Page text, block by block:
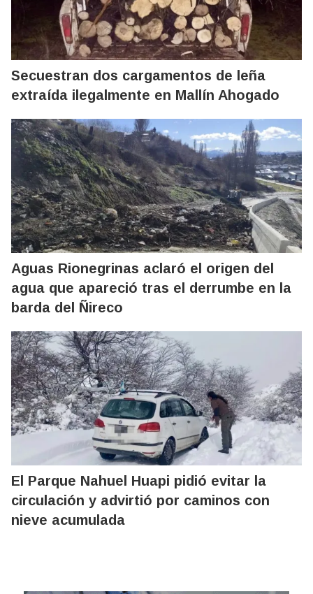
Secuestran dos cargamentos de leña
extraída ilegalmente en Mallín Ahogado
Aguas Rionegrinas aclaró el origen del
agua que apareció tras el derrumbe en la
barda del Ñireco
El Parque Nahuel Huapi pidió evitar la
circulación y advirtió por caminos con
nieve acumulada